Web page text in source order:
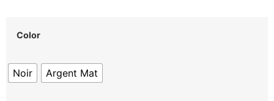
Color
Noir Argent Mat